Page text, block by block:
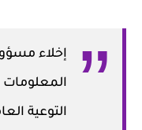
إخلاء
المعلومات
التوعية